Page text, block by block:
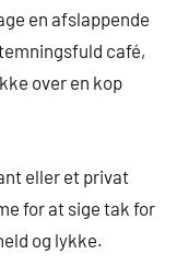
en afslappende
café,
over en kop
eller et privat
for at sige tak for
og lykke.